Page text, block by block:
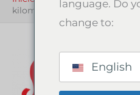
kilometraje
language. Do
change to:
English